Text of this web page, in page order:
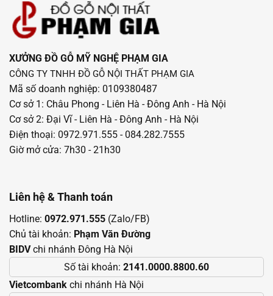
XƯỞNG ĐỒ GỖ MỸ NGHỆ PHẠM GIA
CÔNG TY TNHH ĐỒ GỖ NỘI THẤT PHẠM GIA
Mã số doanh nghiệp: 0109380487
Cơ sở 1: Châu Phong - Liên Hà - Đông Anh - Hà Nội
Cơ sở 2: Đại Vĩ - Liên Hà - Đông Anh - Hà Nội
Điện thoại: 0972.971.555 - 084.282.7555
Giờ mở cửa: 7h30 - 21h30
Liên hệ & Thanh toán
Hotline: 0972.971.555 (Zalo/FB)
Chủ tài khoản: Phạm Văn Đường
BIDVchi nhánh Đông Hà Nội
Số tài khoản: 2141.0000.8800.60
Vietcombank chi nhánh Hà Nội